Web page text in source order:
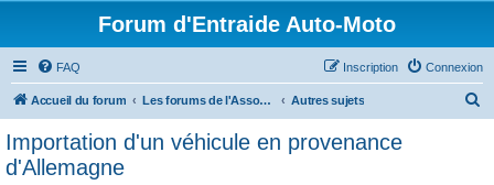
Forum d'Entraide Auto-Moto
FAQ Connexion
Inscription
Accueil du forum Les forums de l'Association des Avocats de l'Automobile Autres sujets
Importation d'un véhicule en provenance
d'Allemagne